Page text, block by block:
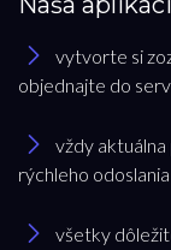
Značka
Ford
Model
vytvorte si
objednajte do
vždy
rýchleho
všetky